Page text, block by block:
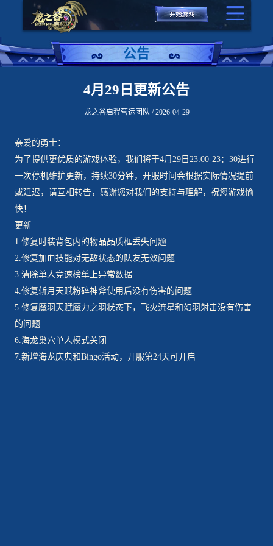
公告
4月29日更新公告
龙之谷启程营运团队 / 2026-04-29
亲爱的勇士：
为了提供更优质的游戏体验，我们将于4月29日23:00-23：30进行
一次停机维护更新，持续30分钟，开服时间会根据实际情况提前
或延迟，请互相转告，感谢您对我们的支持与理解，祝您游戏愉
快！
更新
1.修复时装背包内的物品品质框丢失问题
2.修复加血技能对无敌状态的队友无效问题
3.清除单人竞速榜单上异常数据
4.修复斩月天赋粉碎神斧使用后没有伤害的问题
5.修复魔羽天赋魔力之羽状态下，飞火流星和幻羽射击没有伤害
的问题
6.海龙巢穴单人模式关闭
7.新增海龙庆典和Bingo活动，开服第24天可开启